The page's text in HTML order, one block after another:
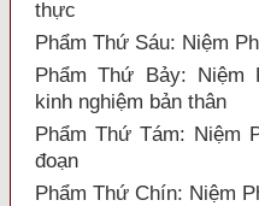
thực
Phẩm Thứ Sáu: Niệm
Phẩm Thứ Bảy: Niệm
kinh nghiệm bản thân
Phẩm Thứ Tám: Niệm
đoạn
Phẩm Thứ Chín: Niệm